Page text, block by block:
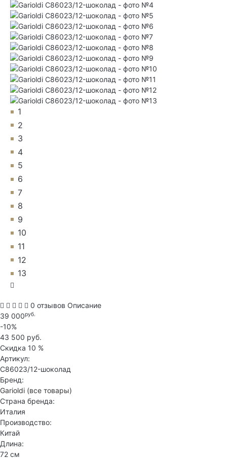
1
2
3
4
5
6
7
8
9
10
11
12
13
0 отзывов Описание
39 000руб.
-10%
43 500 руб.
Скидка 10 %
Артикул:
C86023/12-шоколад
Бренд:
Garioldi (все товары)
Страна бренда:
Италия
Производство:
Китай
Длина:
72 см